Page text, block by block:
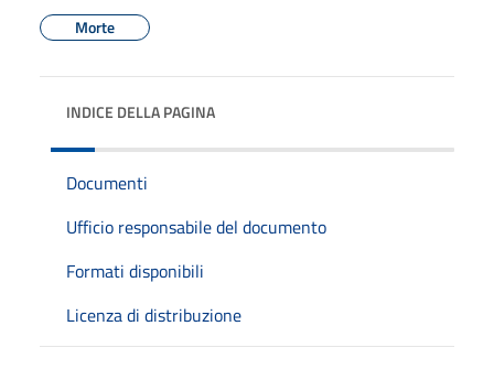
Morte
INDICE DELLA PAGINA
Documenti
Ufficio responsabile del documento
Formati disponibili
Licenza di distribuzione